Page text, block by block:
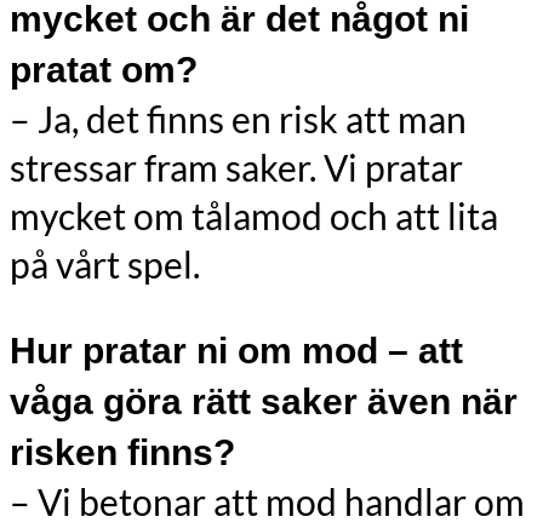
mycket och är det något ni
pratat om?
– Ja, det finns en risk att man
stressar fram saker. Vi pratar
mycket om tålamod och att lita
på vårt spel.
Hur pratar ni om mod – att
våga göra rätt saker även när
risken finns?
– Vi betonar att mod handlar om